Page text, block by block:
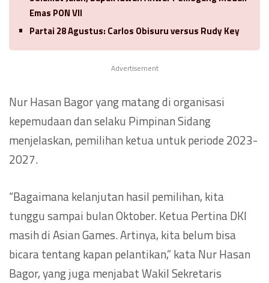
Emas PON VII
Partai 28 Agustus: Carlos Obisuru versus Rudy Key
Advertisement
Nur Hasan Bagor yang matang di organisasi
kepemudaan dan selaku Pimpinan Sidang
menjelaskan, pemilihan ketua untuk periode 2023-
2027.
“Bagaimana kelanjutan hasil pemilihan, kita
tunggu sampai bulan Oktober. Ketua Pertina DKI
masih di Asian Games. Artinya, kita belum bisa
bicara tentang kapan pelantikan,” kata Nur Hasan
Bagor, yang juga menjabat Wakil Sekretaris